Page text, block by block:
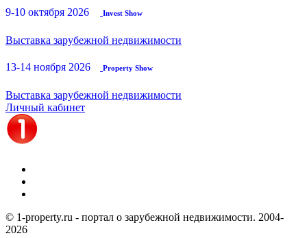
9-10 октября 2026 Invest Show
Выставка зарубежной недвижимости
13-14 ноября 2026 Property Show
Выставка зарубежной недвижимости
Личный кабинет
© 1-property.ru - портал о зарубежной недвижимости. 2004-
2026